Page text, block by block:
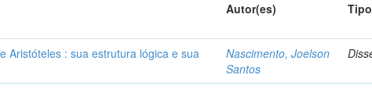
Autor(es) Tipo
Aristóteles : sua estrutura lógica e sua
Nascimento, Joelson
Santos